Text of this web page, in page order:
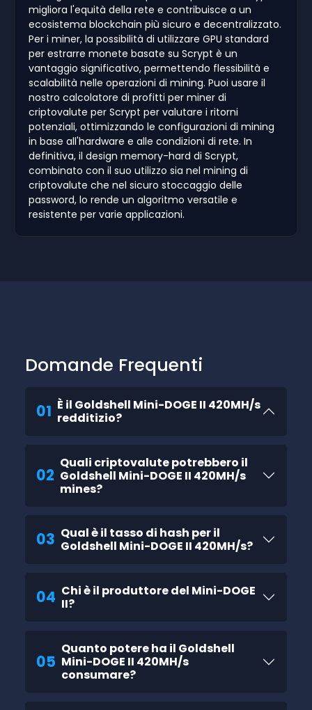
migliora l'equità della rete e contribuisce a un
ecosistema blockchain più sicuro e decentralizzato.
Per i miner, la possibilità di utilizzare GPU standard
per estrarre monete basate su Scrypt è un
vantaggio significativo, permettendo flessibilità e
scalabilità nelle operazioni di mining. Puoi usare il
nostro calcolatore di profitti per miner di
criptovalute per Scrypt per valutare i ritorni
potenziali, ottimizzando le configurazioni di mining
in base all'hardware e alle condizioni di rete. In
definitiva, il design memory-hard di Scrypt,
combinato con il suo utilizzo sia nel mining di
criptovalute che nel sicuro stoccaggio delle
password, lo rende un algoritmo versatile e
resistente per varie applicazioni.
Domande Frequenti
01 È il Goldshell Mini-DOGE II 420MH/s
redditizio?
02
Quali criptovalute potrebbero il
Goldshell Mini-DOGE II 420MH/s
mines?
03 Qual è il tasso di hash per il
Goldshell Mini-DOGE II 420MH/s?
04 Chi è il produttore del Mini-DOGE
II?
05
Quanto potere ha il Goldshell
Mini-DOGE II 420MH/s
consumare?